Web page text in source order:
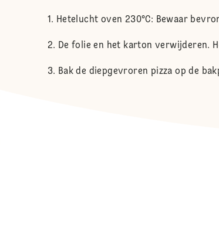
Hetelucht oven 230°C: Bewaar
De folie en het karton verwijderen.
Bak de diepgevroren pizza op de